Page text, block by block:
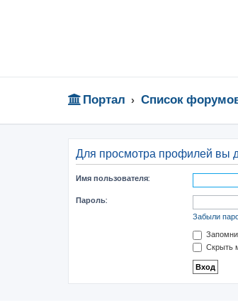
Портал Список
Для просмотра профилей вы
Имя пользователя:
Пароль:
Забыли
Скрыть